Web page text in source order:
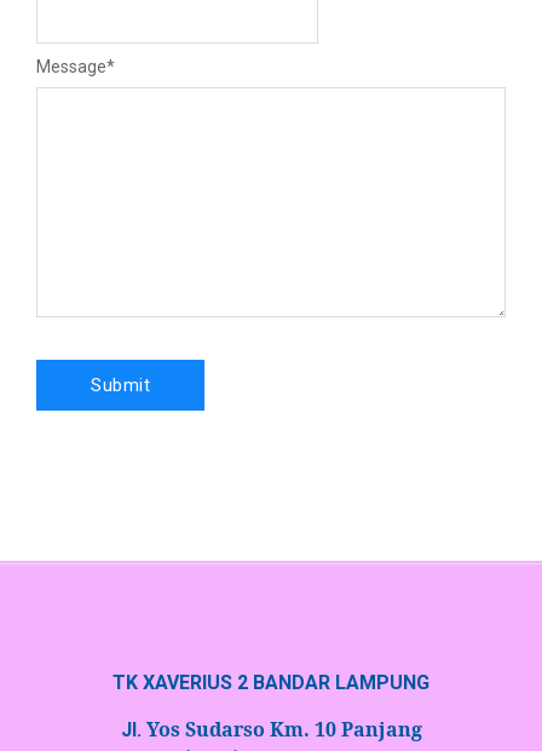
Message*
TK XAVERIUS 2 BANDAR LAMPUNG
Jl. Yos Sudarso Km. 10 Panjang